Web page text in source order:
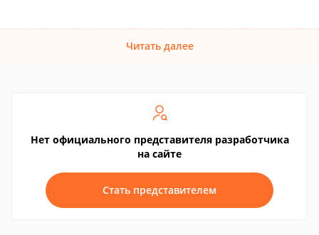
Читать далее
Нет официального представителя разработчика
на сайте
Стать представителем